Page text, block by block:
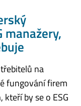
manažery,
na
fungování firem
by se o ESG